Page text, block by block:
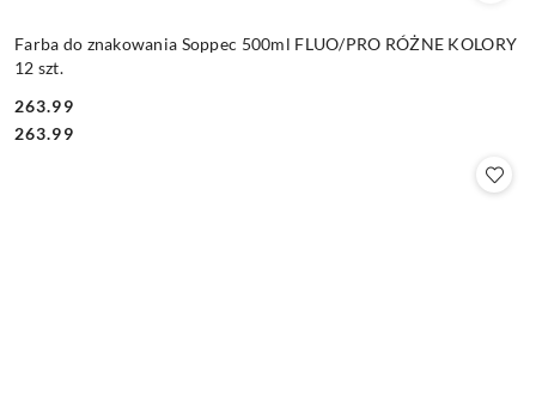
Farba do znakowania Soppec 500ml FLUO/PRO RÓŻNE KOLORY
12 szt.
Cena:
263.99
Cena:
263.99